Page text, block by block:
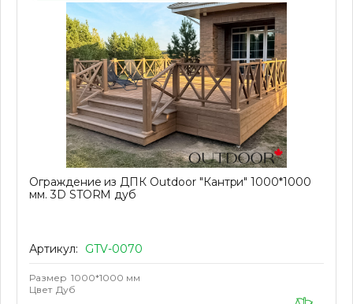
Ограждение из ДПК Outdoor "Кантри" 1000*1000
мм. 3D STORM дуб
Артикул: GTV-0070
Размер 1000*1000 мм
Цвет Дуб